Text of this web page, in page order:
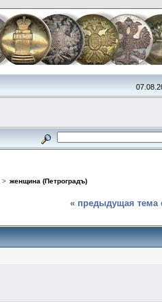
> женщина (Петроградъ)
« предыдущая тема